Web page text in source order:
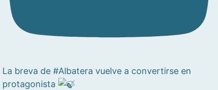
La breva de #Albatera vuelve a convertirse en
protagonista